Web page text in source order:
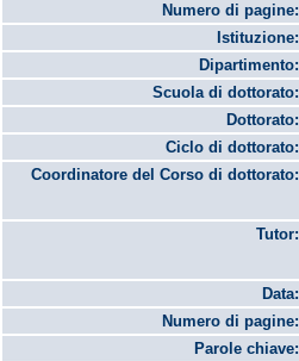
Numero di pagine:
Istituzione:
Dipartimento:
Scuola di dottorato:
Dottorato:
Ciclo di dottorato:
Coordinatore del Corso di dottorato:
Tutor:
Data:
Numero di pagine:
Parole chiave: